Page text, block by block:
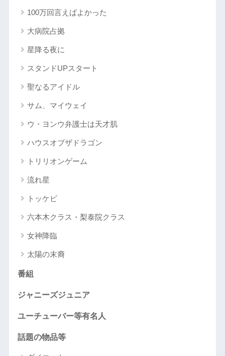
100万回言えばよかった
大病院占拠
星降る夜に
スタンドUPスタート
聖なるアイドル
サム、マイウェイ
ウ・ヨンウ弁護士は天才肌
ハウスオブザドラゴン
トリリオンゲーム
流れ星
トッケビ
六本木クラス・梨泰院クラス
女神降臨
太陽の末裔
番組
ジャニーズジュニア
ユーチューバー等有名人
話題の物品等